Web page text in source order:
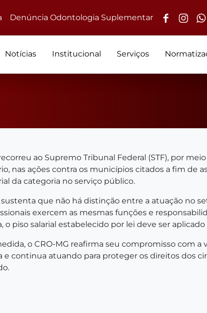
Denúncia Odontologia Suplementar
Notícias Institucional Serviços
ao Supremo Tribunal Federal (STF), por
nas ações contra os municípios citados a fim de
da categoria no serviço público.
que não há distinção entre a atuação no
exercem as mesmas funções e
o piso salarial estabelecido por lei deve ser
o CRO-MG reafirma seu compromisso com a
e continua atuando para proteger os direitos dos